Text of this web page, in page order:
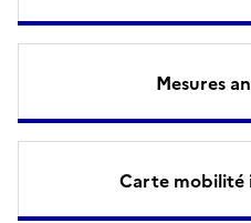
Mesures
Carte mobilité